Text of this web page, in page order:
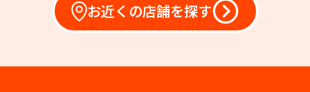
お近くの店舗を探す